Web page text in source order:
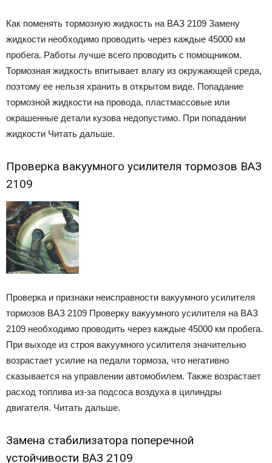
Как поменять тормозную жидкость на ВАЗ 2109 Замену
жидкости необходимо проводить через каждые 45000 км
пробега. Работы лучше всего проводить с помощником.
Тормозная жидкость впитывает влагу из окружающей среда,
поэтому ее нельзя хранить в открытом виде. Попадание
тормозной жидкости на провода, пластмассовые или
окрашенные детали кузова недопустимо. При попадании
жидкости Читать дальше.
Проверка вакуумного усилителя тормозов ВАЗ
2109
Проверка и признаки неисправности вакуумного усилителя
тормозов ВАЗ 2109 Проверку вакуумного усилителя на ВАЗ
2109 необходимо проводить через каждые 45000 км пробега.
При выходе из строя вакуумного усилителя значительно
возрастает усилие на педали тормоза, что негативно
сказывается на управлении автомобилем. Также возрастает
расход топлива из-за подсоса воздуха в цилиндры
двигателя. Читать дальше.
Замена стабилизатора поперечной
устойчивости ВАЗ 2109